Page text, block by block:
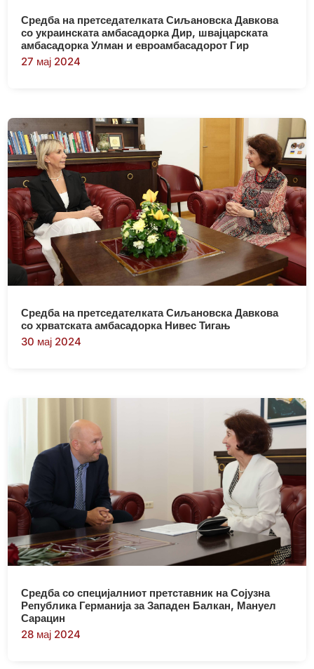
Средба на претседателката Сиљановска Давкова
со украинската амбасадорка Дир, швајцарската
амбасадорка Улман и евроамбасадорот Гир
27 мај 2024
Средба на претседателката Сиљановска Давкова
со хрватската амбасадорка Нивес Тигањ
30 мај 2024
Средба со специјалниот претставник на Сојузна
Република Германија за Западен Балкан, Мануел
Сарацин
28 мај 2024